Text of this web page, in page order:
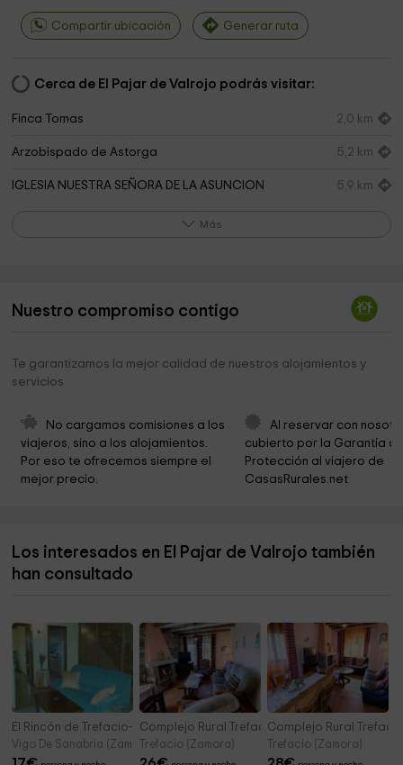
Compartir ubicación Generar ruta
Cerca de El Pajar de Valrojo podrás visitar:
Finca Tomas 2,0 km
Arzobispado de Astorga 5,2 km
IGLESIA NUESTRA SEÑORA DE LA ASUNCION 5,9 km
Más
Nuestro compromiso contigo
Te garantizamos la mejor calidad de nuestros alojamientos y
servicios
No cargamos comisiones a los
viajeros, sino a los alojamientos.
Por eso te ofrecemos siempre el
mejor precio.
Al reservar con
cubierto por la Garantía
Protección al viajero de
CasasRurales.net
Los interesados en El Pajar de Valrojo también
han consultado
El Rincón de Trefacio- Casa Rural Nogalejas
Vigo De Sanabria (Zamora)
Complejo Rural Trefacio - Casa de 10 plazas
Trefacio (Zamora)
Complejo Rural
Trefacio (Zamora)